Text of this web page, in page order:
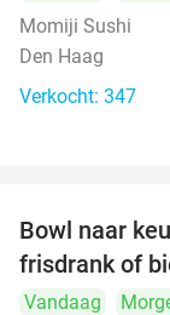
Momiji Sushi
Den Haag
Verkocht: 347
Bowl naar
frisdrank of
Vandaag